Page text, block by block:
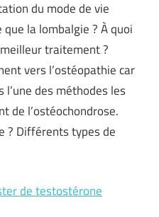
du mode de vie
la lombalgie ? À quoi
traitement ?
vers l’ostéopathie car
des méthodes les
de l’ostéochondrose.
? Différents types de
de testostérone